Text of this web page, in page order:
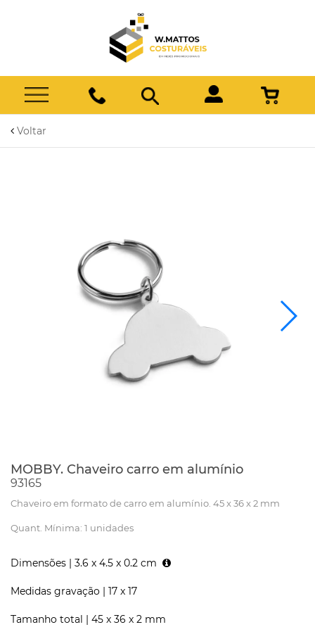
Voltar
MOBBY. Chaveiro carro em alumínio
93165
Chaveiro em formato de carro em alumínio. 45 x 36 x 2 mm
Quant. Mínima: 1 unidades
Dimensões | 3.6 x 4.5 x 0.2 cm
Medidas gravação | 17 x 17
Tamanho total | 45 x 36 x 2 mm